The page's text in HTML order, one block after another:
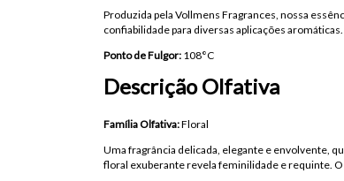
Produzida pela Vollmens Fragrances, nossa
confiabilidade para diversas aplicações aromáticas.
Ponto de Fulgor: 108°C
Descrição Olfativa
Família Olfativa:Floral
Uma fragrância delicada, elegante e envolvente,
floral exuberante revela feminilidade e requinte.